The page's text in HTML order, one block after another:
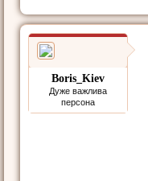
Boris_Kiev
Дуже важлива
персона